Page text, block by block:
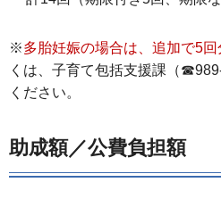
※多胎妊娠の場合は、追加で5回
くは、子育て包括支援課（
ください。
助成額／公費負担額